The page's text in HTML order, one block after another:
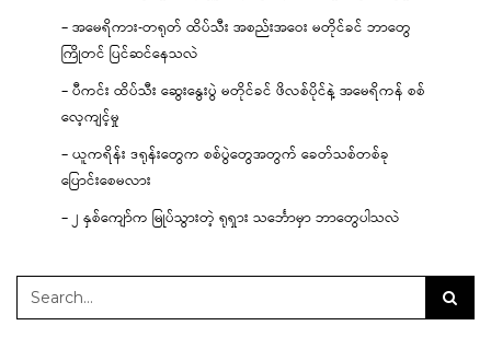
– အမေရိကား-တရုတ် ထိပ်သီး အစည်းအဝေး မတိုင်ခင် ဘာတွေ
ကြိုတင် ပြင်ဆင်နေသလဲ
– ပီကင်း ထိပ်သီး ဆွေးနွေးပွဲ မတိုင်ခင် ဖိလစ်ပိုင်နဲ့ အမေရိကန် စစ်
လေ့ကျင့်မှု
– ယူကရိန်း ဒရုန်းတွေက စစ်ပွဲတွေအတွက် ခေတ်သစ်တစ်ခု
ပြောင်းစေမလား
– ၂ နှစ်ကျော်က မြုပ်သွားတဲ့ ရုရှား သင်္ဘောမှာ ဘာတွေပါသလဲ